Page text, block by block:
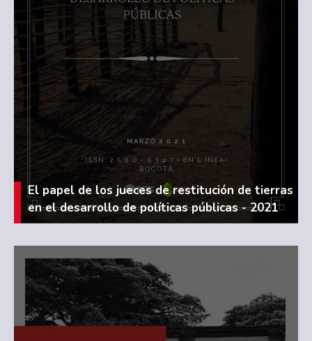
El papel de los jueces de restitución de tierras
en el desarrollo de políticas públicas - 2021